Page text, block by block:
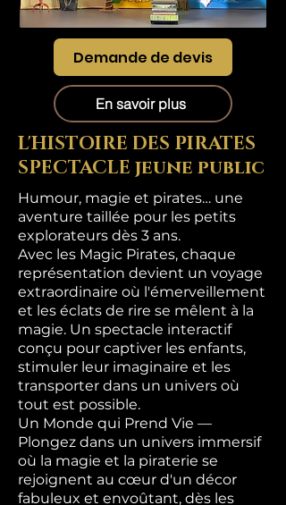
Demande de devis
En savoir plus
L'HISTOIRE DES PIRATES
SPECTACLE jeune public
Humour, magie et pirates… une
aventure taillée pour les petits
explorateurs dès 3 ans.
Avec les Magic Pirates, chaque
représentation devient un voyage
extraordinaire où l'émerveillement
et les éclats de rire se mêlent à la
magie. Un spectacle interactif
conçu pour captiver les enfants,
stimuler leur imaginaire et les
transporter dans un univers où
tout est possible.
Un Monde qui Prend Vie —
Plongez dans un univers immersif
où la magie et la piraterie se
rejoignent au cœur d'un décor
fabuleux et envoûtant, dès les